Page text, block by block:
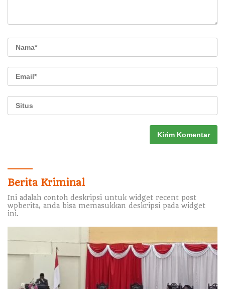
Berita Kriminal
Ini adalah contoh deskripsi untuk widget recent post
wpberita, anda bisa memasukkan deskripsi pada widget
ini.